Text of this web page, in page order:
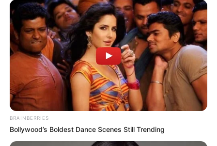
BRAINBERRIES
Bollywood’s Boldest Dance Scenes Still Trending